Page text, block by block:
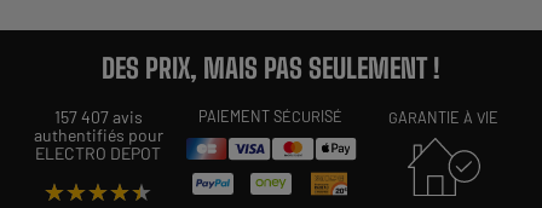
DES PRIX, MAIS PAS SEULEMENT !
157 407 avis
authentifiés pour
ELECTRO DEPOT
★★★★★
★★★★★
PAIEMENT SÉCURISÉ GARANTIE À VIE